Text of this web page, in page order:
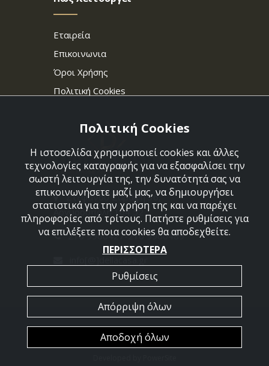
Εταιρεία
Επικοινωνια
Όροι Χρήσης
Πολιτική Cookies
Στεφάνου Σαράφη 36,
Αργυρούπολη 164 52
210 9960427-210 9960489
2026 @ All Rights Reserved - Dellacasa
Πολιτική Cookies
Η ιστοσελίδα χρησιμοποιεί cookies και άλλες
τεχνολογίες καταγραφής για να εξασφαλίσει την
σωστή λειτουργία της, την δυνατότητά σας να
επικοινωνήσετε μαζί μας, να δημιουργήσει
στατιστικά για την χρήση της και να παρέχει
πληροφορίες από τρίτους. Πατήστε ρυθμίσεις για
να επιλέξετε ποια cookies θα αποδεχθείτε.
ΠΕΡΙΣΣΟΤΕΡΑ
Ρυθμίσεις
Απόρριψη όλων
Αποδοχή όλων